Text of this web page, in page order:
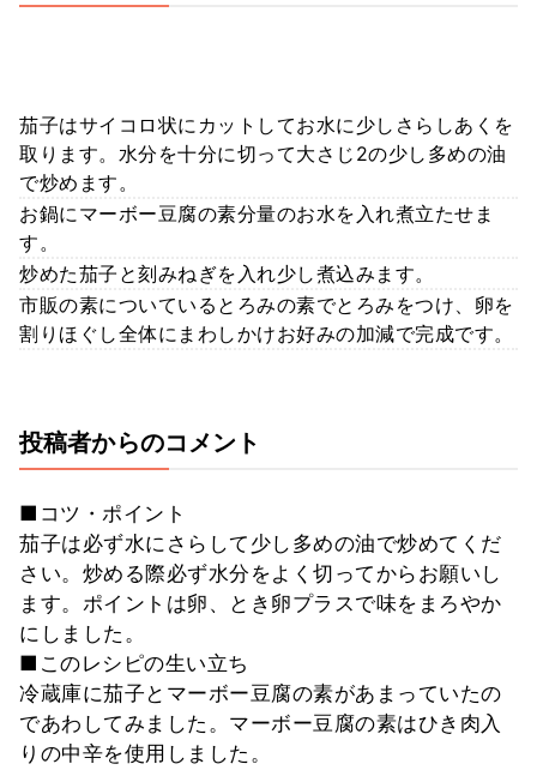
茄子はサイコロ状にカットしてお水に少しさらしあくを
取ります。水分を十分に切って大さじ2の少し多めの油
で炒めます。
お鍋にマーボー豆腐の素分量のお水を入れ煮立たせま
す。
炒めた茄子と刻みねぎを入れ少し煮込みます。
市販の素についているとろみの素でとろみをつけ、卵を
割りほぐし全体にまわしかけお好みの加減で完成です。
投稿者からのコメント
■コツ・ポイント
茄子は必ず水にさらして少し多めの油で炒めてくだ
さい。炒める際必ず水分をよく切ってからお願いし
ます。ポイントは卵、とき卵プラスで味をまろやか
にしました。
■このレシピの生い立ち
冷蔵庫に茄子とマーボー豆腐の素があまっていたの
であわしてみました。マーボー豆腐の素はひき肉入
りの中辛を使用しました。